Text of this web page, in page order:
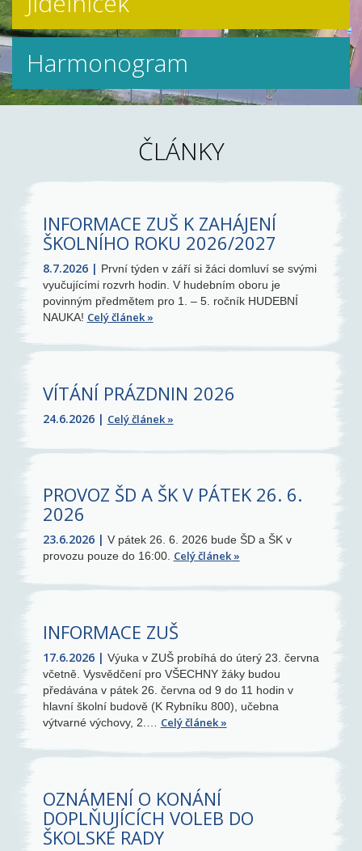
Harmonogram
ČLÁNKY
INFORMACE ZUŠ K ZAHÁJENÍ
ŠKOLNÍHO ROKU 2026/2027
8.7.2026
První týden v září si žáci domluví se svými
vyučujícími rozvrh hodin. V hudebním oboru je
povinným předmětem pro 1. – 5. ročník HUDEBNÍ
NAUKA! Celý článek
VÍTÁNÍ PRÁZDNIN 2026
24.6.2026 Celý článek
PROVOZ ŠD A ŠK V PÁTEK 26. 6.
2026
23.6.2026
V pátek 26. 6. 2026 bude ŠD a ŠK v
provozu pouze do 16:00. Celý článek
INFORMACE ZUŠ
17.6.2026
Výuka v ZUŠ probíhá do úterý 23. června
včetně. Vysvědčení pro VŠECHNY žáky budou
předávána v pátek 26. června od 9 do 11 hodin v
hlavní školní budově (K Rybníku 800), učebna
výtvarné výchovy, 2.… Celý článek
OZNÁMENÍ O KONÁNÍ
DOPLŇUJÍCÍCH VOLEB DO
ŠKOLSKÉ RADY